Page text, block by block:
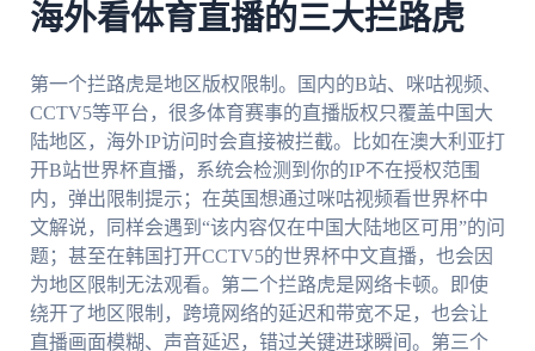
海外看体育直播的三大拦路虎
第一个拦路虎是地区版权限制。国内的B站、咪咕视频、
CCTV5等平台，很多体育赛事的直播版权只覆盖中国大
陆地区，海外IP访问时会直接被拦截。比如在澳大利亚打
开B站世界杯直播，系统会检测到你的IP不在授权范围
内，弹出限制提示；在英国想通过咪咕视频看世界杯中
文解说，同样会遇到“该内容仅在中国大陆地区可用”的问
题；甚至在韩国打开CCTV5的世界杯中文直播，也会因
为地区限制无法观看。第二个拦路虎是网络卡顿。即使
绕开了地区限制，跨境网络的延迟和带宽不足，也会让
直播画面模糊、声音延迟，错过关键进球瞬间。第三个